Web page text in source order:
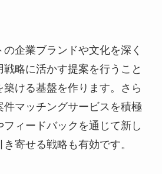
企業ブランドや文化を深く
略に活かす提案を行うこと
ける基盤を作ります。さら
件マッチングサービスを積極
ィードバックを通じて新し
寄せる戦略も有効です。